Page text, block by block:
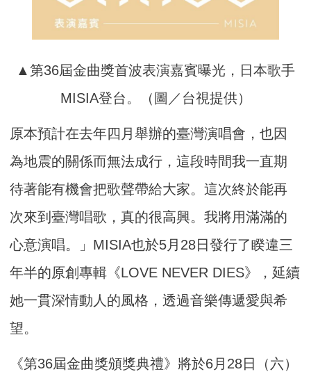
▲第36屆金曲獎首波表演嘉賓曝光，日本歌手
MISIA登台。（圖／台視提供）
原本預計在去年四月舉辦的臺灣演唱會，也因
為地震的關係而無法成行，這段時間我一直期
待著能有機會把歌聲帶給大家。這次終於能再
次來到臺灣唱歌，真的很高興。我將用滿滿的
心意演唱。」MISIA也於5月28日發行了睽違三
年半的原創專輯《LOVE NEVER DIES》，延續
她一貫深情動人的風格，透過音樂傳遞愛與希
望。
《第36屆金曲獎頒獎典禮》將於6月28日（六）